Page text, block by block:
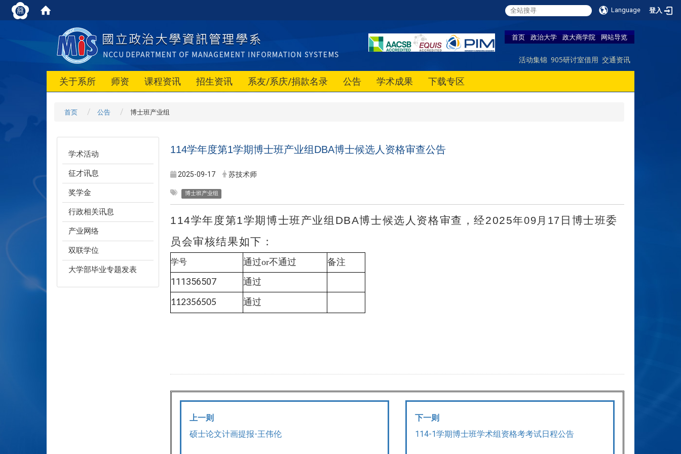
Language 登入
首页 政治大学 政大商学院 网站导览
活动集锦 905研讨室借用 交通资讯
关于系所 师资 课程资讯 招生资讯 系友/系庆/捐款名录 公告 学术成果 下载专区
首页 公告 博士班产业组
学术活动
征才讯息
奖学金
行政相关讯息
产业网络
双联学位
大学部毕业专题发表
114学年度第1学期博士班产业组DBA博士候选人资格审查公告
2025-09-17 苏技术师
博士班产业组
114学年度第1学期博士班产业组DBA博士候选人资格审查，经2025年09 月17 日博士班委
员会审核结果如下：
学号 通过or不通过 备注
111356507 通过
112356505 通过
上一则
硕士论文计画提报-王伟伦
下一则
114-1学期博士班学术组资格考考试日程公告